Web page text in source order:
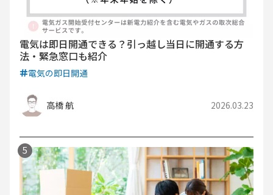
電気は即日開通できる？引っ越し当日に開通する方
法・緊急窓口も紹介
電気の即日開通
高橋 航 2026.03.23